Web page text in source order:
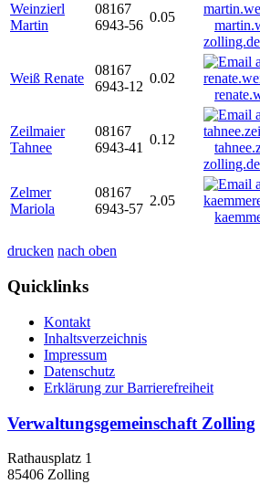
Weinzierl
Martin
08167
6943-56
0.05
zolling.de
Weiß Renate
08167
6943-12
0.02
Zeilmaier
Tahnee
08167
6943-41
0.12
zolling.de
Zelmer
Mariola
08167
6943-57
2.05
drucken nach oben
Quicklinks
Kontakt
Inhaltsverzeichnis
Impressum
Datenschutz
Erklärung zur Barrierefreiheit
Verwaltungsgemeinschaft Zolling
Rathausplatz 1
85406 Zolling